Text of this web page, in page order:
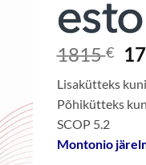
1815€
oli:
Lisakütteks
Põhikütteks
SCOP 5.2
Montonio